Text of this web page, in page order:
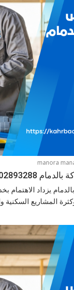
0502893288
يزداد الاهتمام
المشاريع السكنية